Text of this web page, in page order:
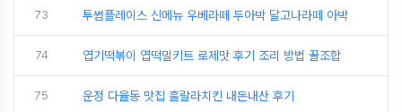
73 투썸플레이스 신메뉴 우베라떼 두아박 달고나라떼 아박
74 엽기떡볶이 엽떡밀키트 로제맛 후기 조리 방법 꿀조합
75 운정 다율동 맛집 훌랄라치킨 내돈내산 후기